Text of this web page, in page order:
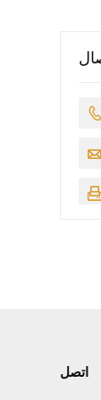


اتصل